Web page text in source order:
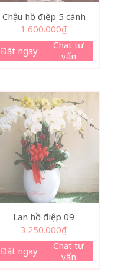
Chậu hồ điệp 5 cành
1.600.000₫
Đặt ngay
Chat tư
vấn
Lan hồ điệp 09
3.250.000₫
Đặt ngay
Chat tư
vấn